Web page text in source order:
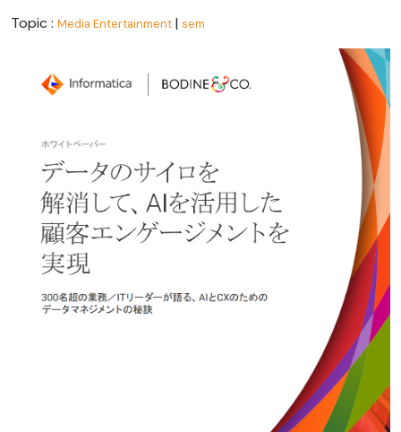
Topic : Media Entertainment | sem